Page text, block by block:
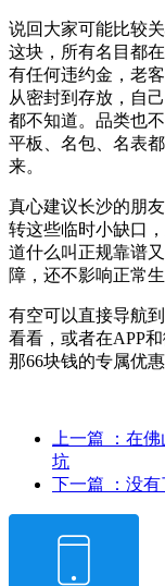
说回大家可能比较
这块，所有名目都
有任何违约金，老
从密封到存放，自
都不知道。品类也
平板、名包、名表
来。
真心建议长沙的朋
转这些临时小缺口
道什么叫正规靠谱
障，还不影响正常
有空可以直接导航
看看，或者在APP
那66块钱的专属优
上一篇
：在
坑
下一篇
：没有